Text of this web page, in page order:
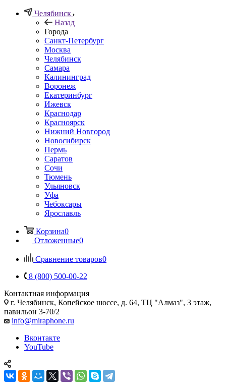
Челябинск
Назад
Города
Санкт-Петербург
Москва
Челябинск
Самара
Калининград
Воронеж
Екатеринбург
Ижевск
Краснодар
Красноярск
Нижний Новгород
Новосибирск
Пермь
Саратов
Сочи
Тюмень
Ульяновск
Уфа
Чебоксары
Ярославль
Корзина0
Отложенные0
Сравнение товаров0
8 (800) 500-00-22
Контактная информация
г. Челябинск, Копейское шоссе, д. 64, ТЦ "Алмаз", 3 этаж,
павильон 3-70/2
info@miraphone.ru
Вконтакте
YouTube